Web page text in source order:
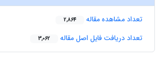
تعداد مشاهده مقاله 2,864
تعداد دریافت فایل اصل مقاله 3,062